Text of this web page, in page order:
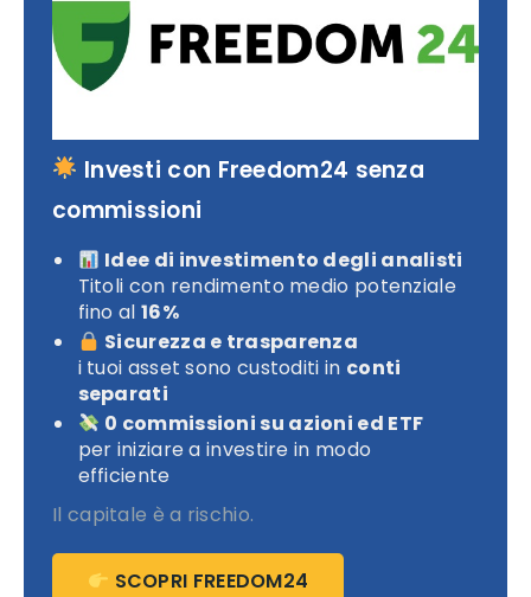
Investi con Freedom24 senza
commissioni
Idee di investimento degli analisti
Titoli con rendimento medio potenziale
fino al 16%
Sicurezza e trasparenza
i tuoi asset sono custoditi in conti
separati
0 commissioni su azioni ed ETF
per iniziare a investire in modo
efficiente
Il capitale è a rischio.
SCOPRI FREEDOM24